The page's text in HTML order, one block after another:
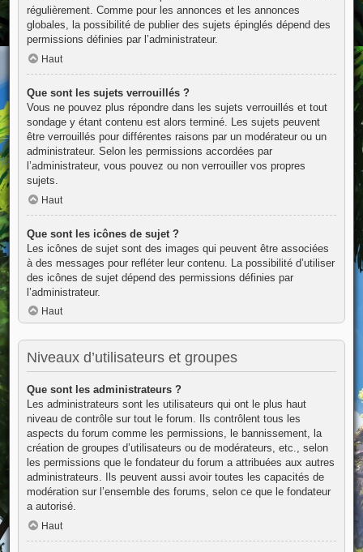
régulièrement. Comme pour les annonces et les annonces
globales, la possibilité de publier des sujets épinglés dépend des
permissions définies par l’administrateur.
Haut
Que sont les sujets verrouillés ?
Vous ne pouvez plus répondre dans les sujets verrouillés et tout
sondage y étant contenu est alors terminé. Les sujets peuvent
être verrouillés pour différentes raisons par un modérateur ou un
administrateur. Selon les permissions accordées par
l’administrateur, vous pouvez ou non verrouiller vos propres
sujets.
Haut
Que sont les icônes de sujet ?
Les icônes de sujet sont des images qui peuvent être associées
à des messages pour refléter leur contenu. La possibilité d’utiliser
des icônes de sujet dépend des permissions définies par
l’administrateur.
Haut
Niveaux d’utilisateurs et groupes
Que sont les administrateurs ?
Les administrateurs sont les utilisateurs qui ont le plus haut
niveau de contrôle sur tout le forum. Ils contrôlent tous les
aspects du forum comme les permissions, le bannissement, la
création de groupes d’utilisateurs ou de modérateurs, etc., selon
les permissions que le fondateur du forum a attribuées aux autres
administrateurs. Ils peuvent aussi avoir toutes les capacités de
modération sur l’ensemble des forums, selon ce que le fondateur
a autorisé.
Haut